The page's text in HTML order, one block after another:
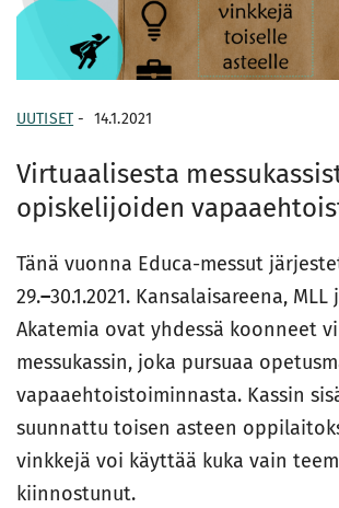
UUTISET - 14.1.2021
Virtuaalisesta
opiskelijoiden
Tänä vuonna Educa-messut
29.–30.1.2021. Kansalaisareena,
Akatemia ovat yhdessä koonneet
messukassin, joka pursuaa
vapaaehtoistoiminnasta. Kassin
suunnattu toisen asteen
vinkkejä voi käyttää kuka vain
kiinnostunut.